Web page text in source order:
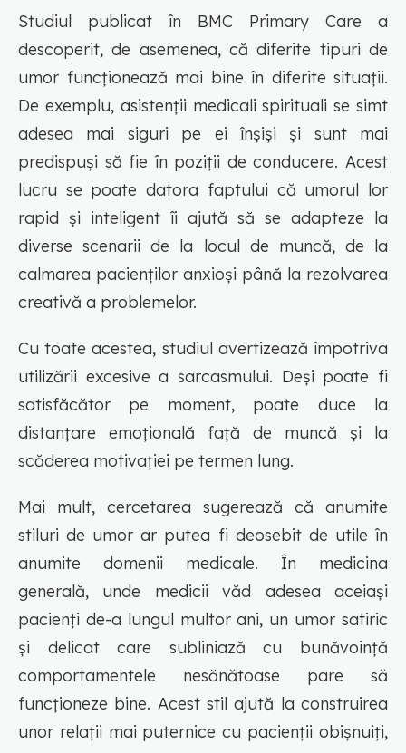
Studiul publicat în BMC Primary Care a
descoperit, de asemenea, că diferite tipuri de
umor funcționează mai bine în diferite situații.
De exemplu, asistenții medicali spirituali se simt
adesea mai siguri pe ei înșiși și sunt mai
predispuși să fie în poziții de conducere. Acest
lucru se poate datora faptului că umorul lor
rapid și inteligent îi ajută să se adapteze la
diverse scenarii de la locul de muncă, de la
calmarea pacienților anxioși până la rezolvarea
creativă a problemelor.
Cu toate acestea, studiul avertizează împotriva
utilizării excesive a sarcasmului. Deși poate fi
satisfăcător pe moment, poate duce la
distanțare emoțională față de muncă și la
scăderea motivației pe termen lung.
Mai mult, cercetarea sugerează că anumite
stiluri de umor ar putea fi deosebit de utile în
anumite domenii medicale. În medicina
generală, unde medicii văd adesea aceiași
pacienți de-a lungul multor ani, un umor satiric
și delicat care subliniază cu bunăvoință
comportamentele nesănătoase pare să
funcționeze bine. Acest stil ajută la construirea
unor relații mai puternice cu pacienții obișnuiți,